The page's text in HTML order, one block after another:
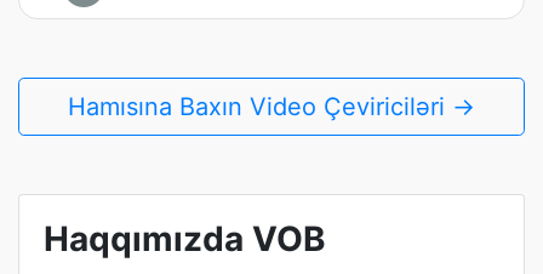
Hamısına Baxın Video Çeviriciləri →
Haqqımızda VOB